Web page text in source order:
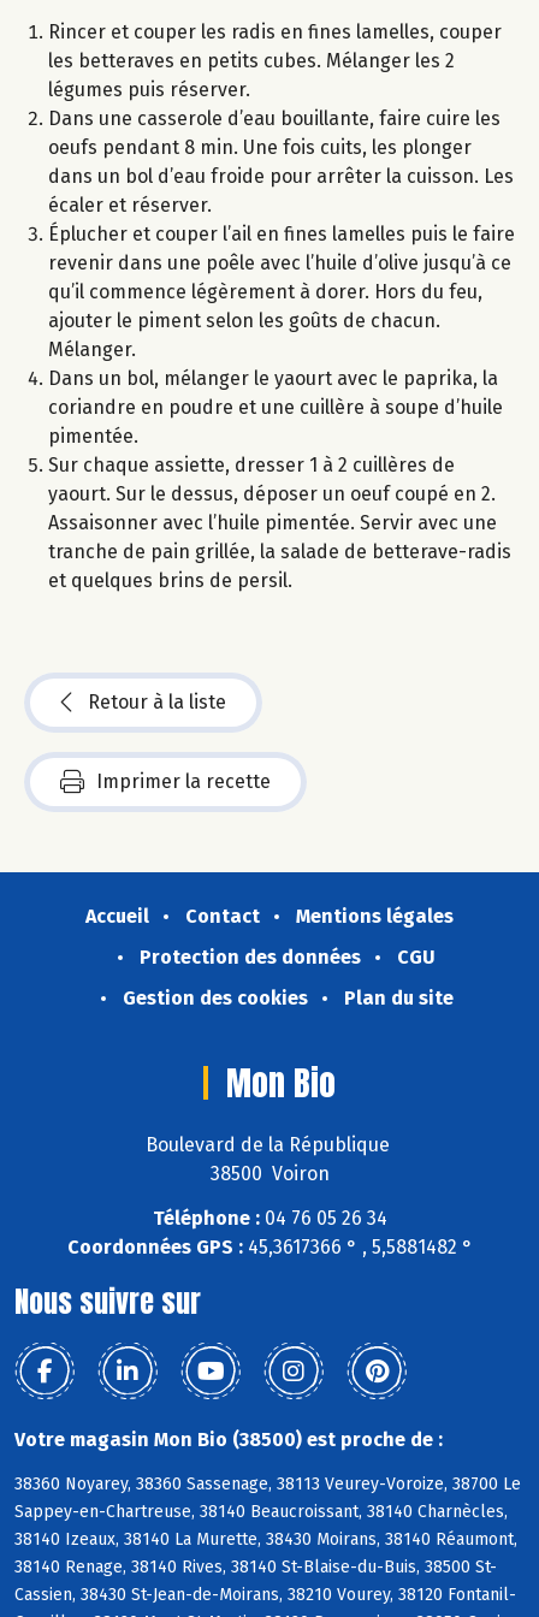
Rincer et couper les radis en fines lamelles, couper
les betteraves en petits cubes. Mélanger les 2
légumes puis réserver.
Dans une casserole d’eau bouillante, faire cuire les
oeufs pendant 8 min. Une fois cuits, les plonger
dans un bol d’eau froide pour arrêter la cuisson. Les
écaler et réserver.
Éplucher et couper l’ail en fines lamelles puis le faire
revenir dans une poêle avec l’huile d’olive jusqu’à ce
qu’il commence légèrement à dorer. Hors du feu,
ajouter le piment selon les goûts de chacun.
Mélanger.
Dans un bol, mélanger le yaourt avec le paprika, la
coriandre en poudre et une cuillère à soupe d’huile
pimentée.
Sur chaque assiette, dresser 1 à 2 cuillères de
yaourt. Sur le dessus, déposer un oeuf coupé en 2.
Assaisonner avec l’huile pimentée. Servir avec une
tranche de pain grillée, la salade de betterave-radis
et quelques brins de persil.
Retour à la liste
Imprimer la recette
Accueil Contact
Mentions légales
Protection des données
CGU
Gestion des cookies
Plan du site
Mon Bio
Boulevard de la République
38500 Voiron
Téléphone :04 76 05 26 34
Coordonnées GPS :45,3617366 ° , 5,5881482 °
Nous suivre sur
Votre magasin Mon Bio (38500) est proche de :
38360 Noyarey, 38360 Sassenage, 38113 Veurey-Voroize, 38700 Le
Sappey-en-Chartreuse, 38140 Beaucroissant, 38140 Charnècles,
38140 Izeaux, 38140 La Murette, 38430 Moirans, 38140 Réaumont,
38140 Renage, 38140 Rives, 38140 St-Blaise-du-Buis, 38500 St-
Cassien, 38430 St-Jean-de-Moirans, 38210 Vourey, 38120 Fontanil-